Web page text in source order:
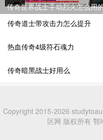
传奇世界战士手动烈火怎么用
传奇道士带攻击力怎么提升
热血传奇4级符石魂力
传奇暗黑战士好用么
Copyright 2015-2026
区网 版权所有 鄂